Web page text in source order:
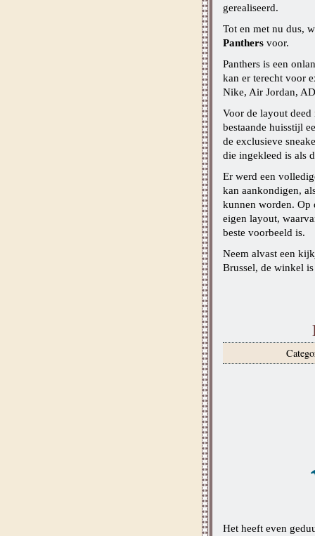
gerealiseerd.
Tot en met nu dus,
Panthers voor.
Panthers is een
kan er terecht voor
Nike, Air Jordan,
Voor de layout
bestaande huisstijl
de exclusieve
die ingekleed is als
Er werd een
kan aankondigen,
kunnen worden. Op
eigen layout,
beste voorbeeld is.
Neem alvast een
Brussel, de winkel
Het heeft even